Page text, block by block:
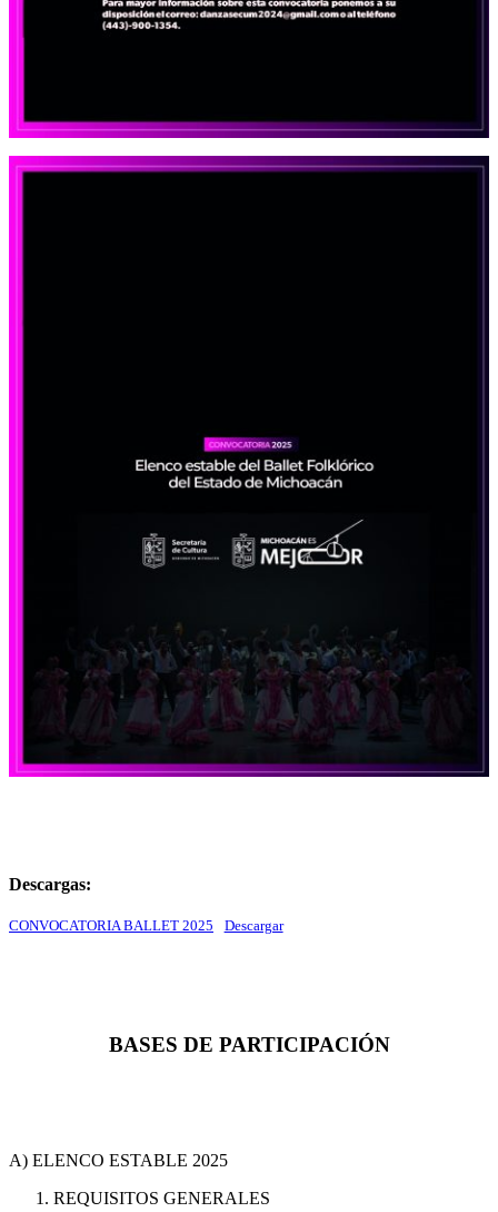
Descargas:
CONVOCATORIA BALLET 2025 Descargar
BASES DE PARTICIPACIÓN
A) ELENCO ESTABLE 2025
REQUISITOS GENERALES